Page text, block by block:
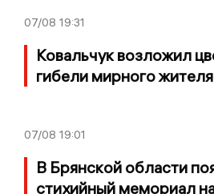
07/08 19:31
Ковальчук возложил
гибели мирного
07/08 19:01
В Брянской области
стихийный мемориал